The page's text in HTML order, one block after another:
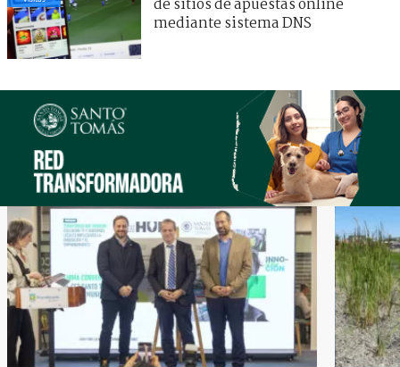
de sitios de apuestas online
mediante sistema DNS